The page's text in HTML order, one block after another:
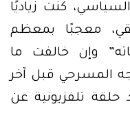
كنت زياديًا
معجبًا بمعظم
وإن خالفت ما
المسرحي قبل آخر
تلفزيونية عن